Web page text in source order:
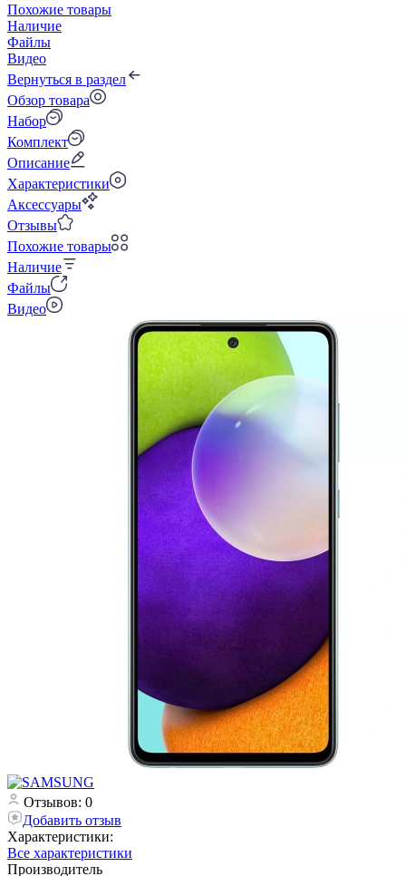
Похожие товары
Наличие
Файлы
Видео
Вернуться в раздел
Обзор товара
Набор
Комплект
Описание
Характеристики
Аксессуары
Отзывы
Похожие товары
Наличие
Файлы
Видео
Отзывов: 0
Добавить отзыв
Характеристики:
Все характеристики
Производитель